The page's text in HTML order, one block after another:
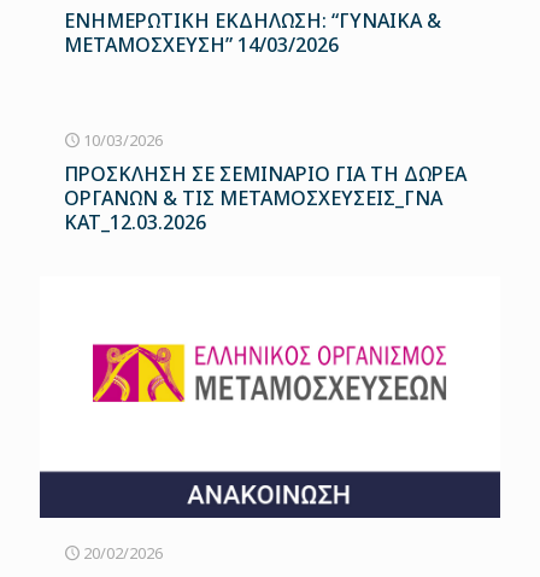
ΕΝΗΜΕΡΩΤΙΚΗ ΕΚΔΗΛΩΣΗ: “ΓΥΝΑΙΚΑ &
ΜΕΤΑΜΟΣΧΕΥΣΗ” 14/03/2026
10/03/2026
ΠΡΟΣΚΛΗΣΗ ΣΕ ΣΕΜΙΝΑΡΙΟ ΓΙΑ ΤΗ ΔΩΡΕΑ
ΟΡΓΑΝΩΝ & ΤΙΣ ΜΕΤΑΜΟΣΧΕΥΣΕΙΣ_ΓΝΑ
ΚΑΤ_12.03.2026
20/02/2026